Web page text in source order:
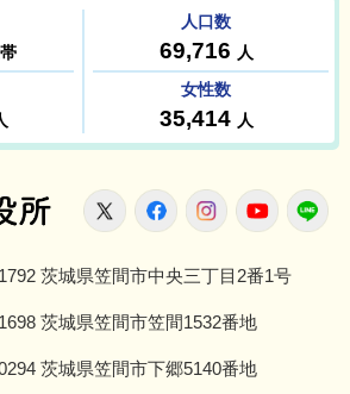
笠間市役所
X FacebookInstagram
茨城県笠間市中央三丁目2番1号
茨城県笠間市笠間1532番地
茨城県笠間市下郷5140番地